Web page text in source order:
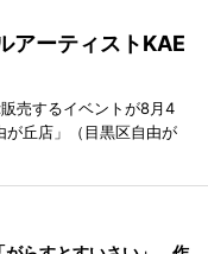
アーティストKAE
売するイベントが8月4
が丘店」（目黒区自由が